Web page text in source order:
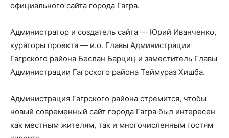
официального сайта города Гагра.
Администратор и создатель сайта — Юрий Иванченко,
кураторы проекта — и.о. Главы Администрации
Гагрского района Беслан Барциц и заместитель Главы
Администрации Гагрского района Теймураз Хишба.
Администрация Гагрского района стремится, чтобы
новый современный сайт города Гагра был интересен
как местным жителям, так и многочисленным гостям